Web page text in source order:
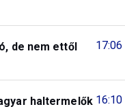
17:06
de nem ettől
16:10
haltermelők